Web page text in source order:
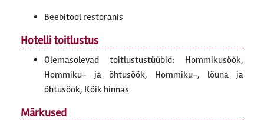
Beebitool restoranis
Hotelli toitlustus
Olemasolevad toitlustustüübid: Hommikusöök,
Hommiku- ja õhtusöök, Hommiku-, lõuna ja
õhtusöök, Kõik hinnas
Märkused